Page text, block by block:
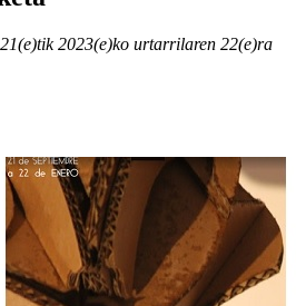
2023(e)ko urtarrilaren 22(e)ra